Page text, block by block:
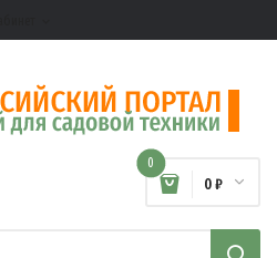
0
0 ₽